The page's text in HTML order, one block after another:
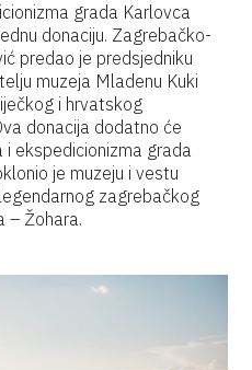
grada Karlovca
donaciju. Zagrebačko-
predao je predsjedniku
muzeja Mladenu Kuki
i hrvatskog
donacija dodatno će
ekspedicionizma grada
je muzeju i vestu
zagrebačkog
– Žohara.